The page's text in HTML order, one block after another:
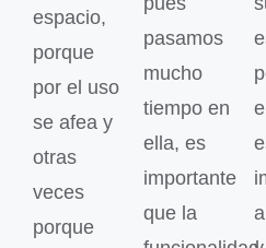
espacio,
porque
por el uso
se afea y
otras
veces
porque
pasamos
mucho
tiempo en
ella, es
importante
que la